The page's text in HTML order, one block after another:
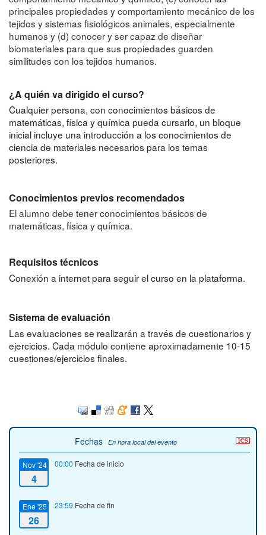
principales propiedades y comportamiento mecánico de los
tejidos y sistemas fisiológicos animales, especialmente
humanos y (d) conocer y ser capaz de diseñar
biomateriales para que sus propiedades guarden
similitudes con los tejidos humanos.
¿A quién va dirigido el curso?
Cualquier persona, con conocimientos básicos de
matemáticas, física y química pueda cursarlo, un bloque
inicial incluye una introducción a los conocimientos de
ciencia de materiales necesarios para los temas
posteriores.
Conocimientos previos recomendados
El alumno debe tener conocimientos básicos de
matemáticas, física y química.
Requisitos técnicos
Conexión a internet para seguir el curso en la plataforma.
Sistema de evaluación
Las evaluaciones se realizarán a través de cuestionarios y
ejercicios. Cada módulo contiene aproximadamente 10-15
cuestiones/ejercicios finales.
Fechas En hora local del evento
Nov '24
4
00:00 Fecha de inicio
Ene '25
26
23:59 Fecha de fin